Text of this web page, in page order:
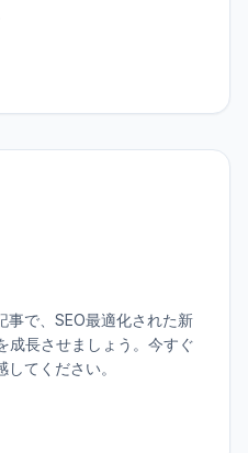
で、SEO最適化された新
成長させましょう。今すぐ
てください。